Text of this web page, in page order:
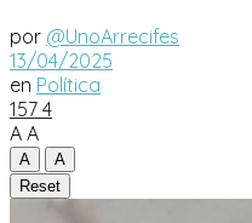
por @UnoArrecifes
13/04/2025
en Política
157 4
A A
A
A
Reset